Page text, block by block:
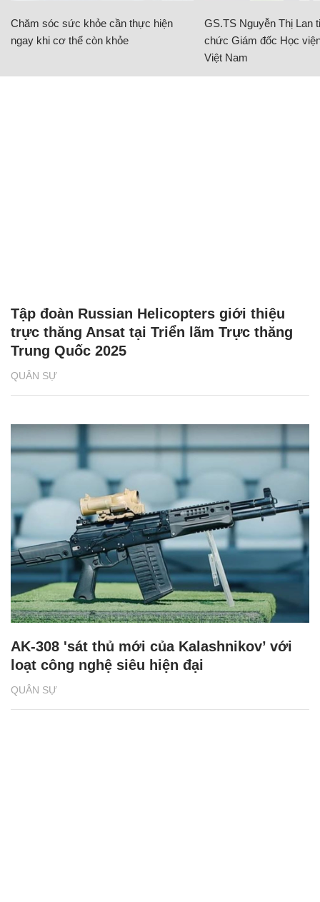
Chăm sóc sức khỏe cần thực hiện
ngay khi cơ thể còn khỏe
GS.TS Nguyễn Thị Lan
chức Giám đốc Học
Việt Nam
QUÂN SỰ
Tập đoàn Russian Helicopters giới thiệu
trực thăng Ansat tại Triển lãm Trực thăng
Trung Quốc 2025
QUÂN SỰ
AK-308 'sát thủ mới của Kalashnikov’ với
loạt công nghệ siêu hiện đại